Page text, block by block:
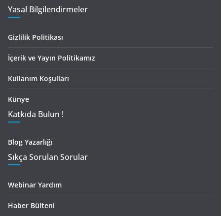
Yasal Bilgilendirmeler
Gizlilik Politikası
İçerik ve Yayın Politikamız
Kullanım Koşulları
Künye
Katkıda Bulun !
Blog Yazarlığı
Sıkça Sorulan Sorular
Webinar Yardım
Haber Bülteni